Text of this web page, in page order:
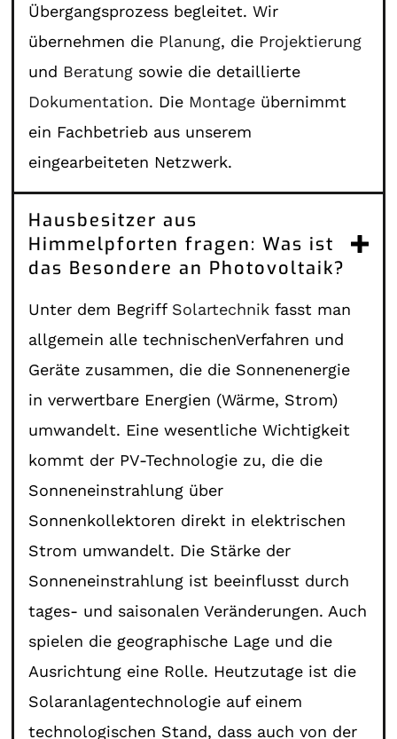
Übergangsprozess begleitet. Wir
übernehmen die Planung, die Projektierung
und Beratung sowie die detaillierte
Dokumentation. Die Montage übernimmt
ein Fachbetrieb aus unserem
eingearbeiteten Netzwerk.
Hausbesitzer aus
Himmelpforten fragen: Was ist
das Besondere an Photovoltaik?
Unter dem Begriff Solartechnik fasst man
allgemein alle technischenVerfahren und
Geräte zusammen, die die Sonnenenergie
in verwertbare Energien (Wärme, Strom)
umwandelt. Eine wesentliche Wichtigkeit
kommt der PV-Technologie zu, die die
Sonneneinstrahlung über
Sonnenkollektoren direkt in elektrischen
Strom umwandelt. Die Stärke der
Sonneneinstrahlung ist beeinflusst durch
tages- und saisonalen Veränderungen. Auch
spielen die geographische Lage und die
Ausrichtung eine Rolle. Heutzutage ist die
Solaranlagentechnologie auf einem
technologischen Stand, dass auch von der